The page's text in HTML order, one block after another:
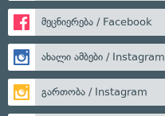
მეცნიერება / Facebook
ახალი ამბები / Instagram
გართობა / Instagram